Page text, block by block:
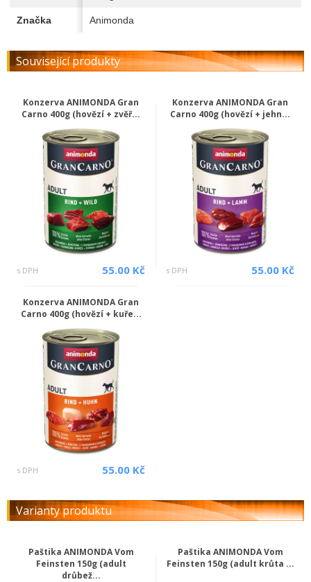
Značka Animonda
Související produkty
Konzerva ANIMONDA Gran
Carno 400g (hovězí + zvěř...
s DPH 55.00 Kč
Konzerva ANIMONDA Gran
Carno 400g (hovězí + jehn...
s DPH 55.00 Kč
Konzerva ANIMONDA Gran
Carno 400g (hovězí + kuře...
s DPH 55.00 Kč
Varianty produktu
Paštika ANIMONDA Vom
Feinsten 150g (adult
drůbež...
Paštika ANIMONDA Vom
Feinsten 150g (adult krůta ...